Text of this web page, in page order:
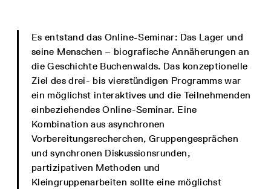
Es entstand das Online-Seminar: Das Lager und
seine Menschen – biografische Annäherungen an
die Geschichte Buchenwalds. Das konzeptionelle
Ziel des drei- bis vierstündigen Programms war
ein möglichst interaktives und die Teilnehmenden
einbeziehendes Online-Seminar. Eine
Kombination aus asynchronen
Vorbereitungsrecherchen, Gruppengesprächen
und synchronen Diskussionsrunden,
partizipativen Methoden und
Kleingruppenarbeiten sollte eine möglichst